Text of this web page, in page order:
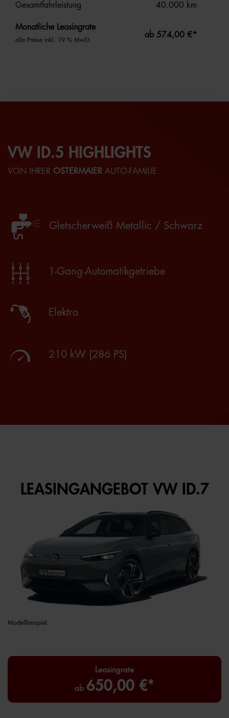
Gesamtfahrleistung 40.000 km
Monatliche Leasingrate
alle Preise inkl. 19 % MwSt.
ab 574,00 €*
VW ID.5 HIGHLIGHTS
VON IHRER OSTERMAIER AUTO-FAMILIE
Gletscherweiß Metallic / Schwarz
1-Gang-Automatikgetriebe
Elektro
210 kW (286 PS)
LEASINGANGEBOT VW ID.7
Modellbeispiel.
Leasingrate
ab 650,00 €*